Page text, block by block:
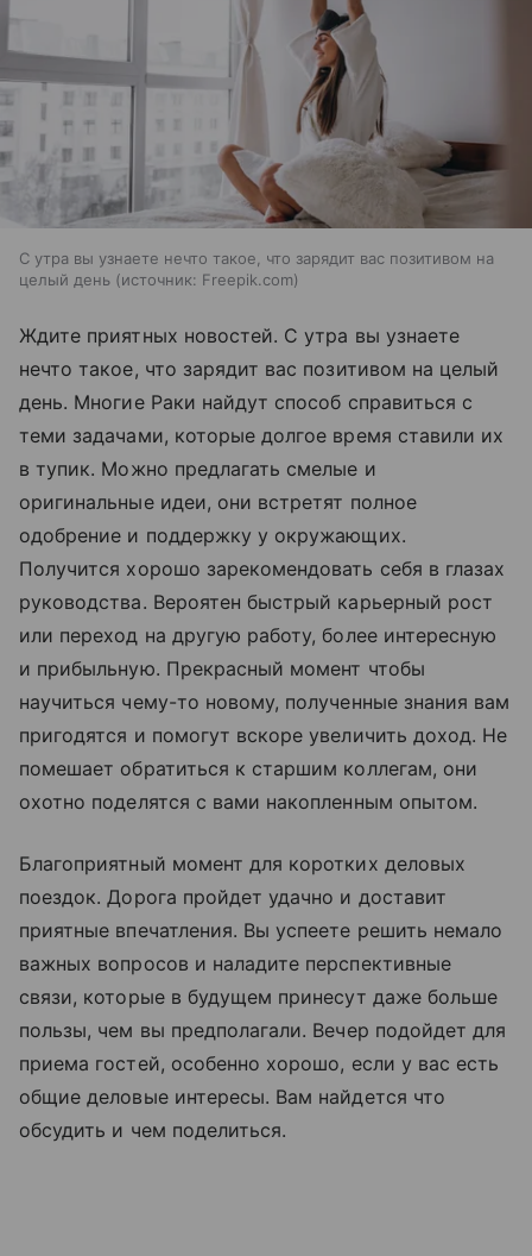
С утра вы узнаете нечто такое, что зарядит вас позитивом на
целый день
источник: Freepik.com
Ждите приятных новостей. С утра вы узнаете
нечто такое, что зарядит вас позитивом на целый
день. Многие Раки найдут способ справиться с
теми задачами, которые долгое время ставили их
в тупик. Можно предлагать смелые и
оригинальные идеи, они встретят полное
одобрение и поддержку у окружающих.
Получится хорошо зарекомендовать себя в глазах
руководства. Вероятен быстрый карьерный рост
или переход на другую работу, более интересную
и прибыльную. Прекрасный момент чтобы
научиться чему-то новому, полученные знания вам
пригодятся и помогут вскоре увеличить доход. Не
помешает обратиться к старшим коллегам, они
охотно поделятся с вами накопленным опытом.
Благоприятный момент для коротких деловых
поездок. Дорога пройдет удачно и доставит
приятные впечатления. Вы успеете решить немало
важных вопросов и наладите перспективные
связи, которые в будущем принесут даже больше
пользы, чем вы предполагали. Вечер подойдет для
приема гостей, особенно хорошо, если у вас есть
общие деловые интересы. Вам найдется что
обсудить и чем поделиться.